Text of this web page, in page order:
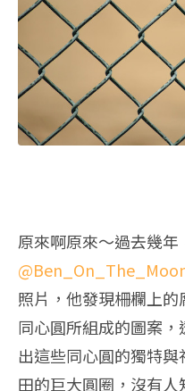
原來啊原來～過去幾年
照片，他發現柵欄上
同心圓所組成的圖案
出這些同心圓的獨特
田的巨大圓圈，沒有